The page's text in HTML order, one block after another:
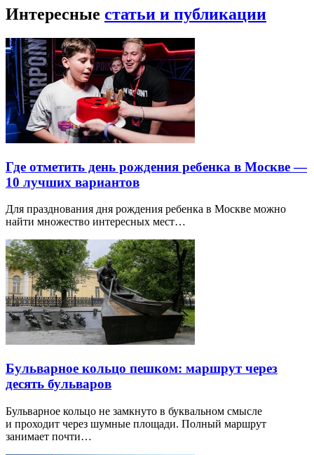
Интересные статьи и публикации
Где отметить день рождения ребенка в Москве —
10 лучших вариантов
Для празднования дня рождения ребенка в Москве можно
найти множество интересных мест…
Бульварное кольцо пешком: маршрут через
десять бульваров
Бульварное кольцо не замкнуто в буквальном смысле
и проходит через шумные площади. Полный маршрут
занимает почти…